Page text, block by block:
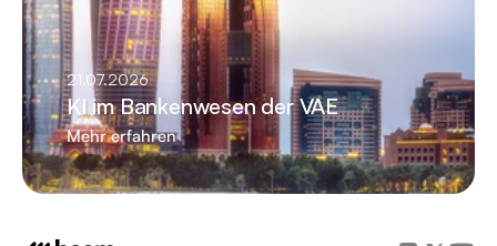
21.07.2026
KI im Bankenwesen der VAE
Mehr erfahren